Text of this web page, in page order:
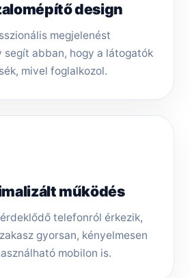
design
megjelenést
segít abban, hogy a látogatók
mivel foglalkozol.
működés
telefonról érkezik,
gyorsan, kényelmesen
mobilon is.